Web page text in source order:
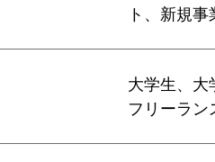
ト、新規
大学生、大
フリーラン